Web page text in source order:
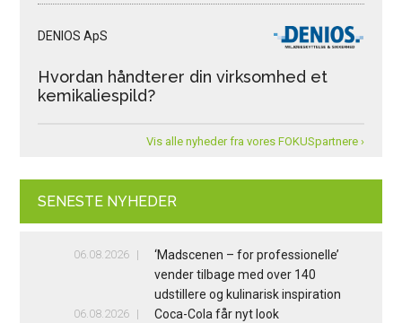
DENIOS ApS
Hvordan håndterer din virksomhed et
kemikaliespild?
Vis alle nyheder fra vores FOKUSpartnere ›
SENESTE NYHEDER
06.08.2026
‘Madscenen – for professionelle’
vender tilbage med over 140
udstillere og kulinarisk inspiration
06.08.2026 Coca-Cola får nyt look